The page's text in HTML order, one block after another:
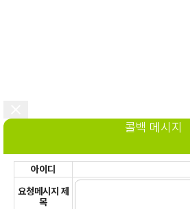
콜백 메시지
아이디
요청메시지 제
목